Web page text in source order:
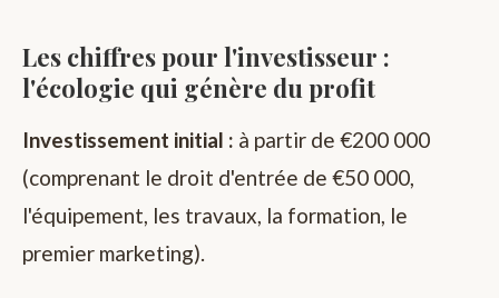
Les chiffres pour l'investisseur :
l'écologie qui génère du profit
Investissement initial : à partir de €200 000
(comprenant le droit d'entrée de €50 000,
l'équipement, les travaux, la formation, le
premier marketing).